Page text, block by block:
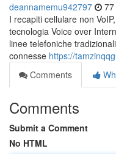
deannamemu942797
I recapiti cellulare non
tecnologia Voice over
linee telefoniche
connesse https://
Comments
Comments
Submit a Comment
No HTML